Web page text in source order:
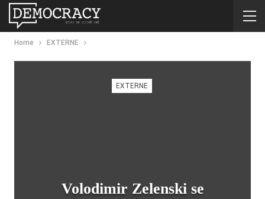
Home EXTERNE
EXTERNE
Volodimir Zelenski se